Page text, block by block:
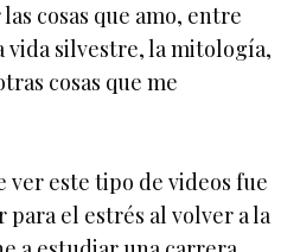
cosas que amo, entre
vida silvestre, la mitología,
cosas que me
ver este tipo de videos fue
el estrés al volver a la